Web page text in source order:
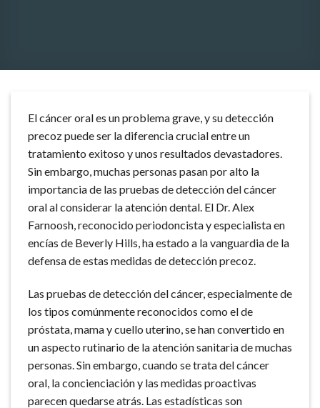
El cáncer oral es un problema grave, y su detección
precoz puede ser la diferencia crucial entre un
tratamiento exitoso y unos resultados devastadores.
Sin embargo, muchas personas pasan por alto la
importancia de las pruebas de detección del cáncer
oral al considerar la atención dental. El Dr. Alex
Farnoosh, reconocido periodoncista y especialista en
encías de Beverly Hills, ha estado a la vanguardia de la
defensa de estas medidas de detección precoz.
Las pruebas de detección del cáncer, especialmente de
los tipos comúnmente reconocidos como el de
próstata, mama y cuello uterino, se han convertido en
un aspecto rutinario de la atención sanitaria de muchas
personas. Sin embargo, cuando se trata del cáncer
oral, la concienciación y las medidas proactivas
parecen quedarse atrás. Las estadísticas son